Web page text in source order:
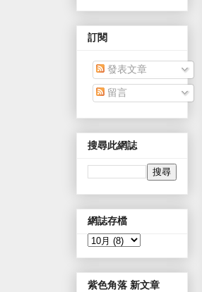
訂閱
發表文章
留言
搜尋此網誌
網誌存檔
紫色角落 新文章